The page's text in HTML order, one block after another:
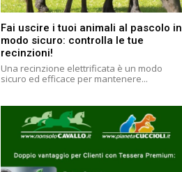
Fai uscire i tuoi animali al pascolo in
modo sicuro: controlla le tue
recinzioni!
Una recinzione elettrificata è un modo
sicuro ed efficace per mantenere...